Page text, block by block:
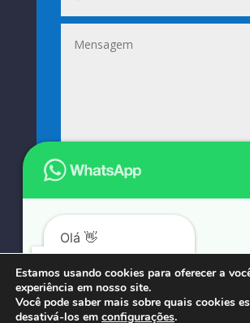
© COPYRIGHT 2023 → SUNIFORMES GOUVEIA → POR:
CRIAÇÃO DE SITES
Estamos usando cookies para oferecer a
experiência em nosso site.
Você pode saber mais sobre quais cookies
desativá-los em configurações.
Olá 👋
Podemos ajudá-lo?